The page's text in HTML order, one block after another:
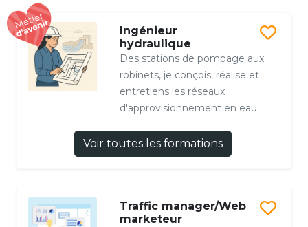
Ingénieur
hydraulique
Des stations de pompage aux
robinets, je conçois, réalise et
entretiens les réseaux
d'approvisionnement en eau
Voir toutes les formations
Traffic manager/Web
marketeur